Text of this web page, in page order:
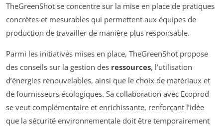
TheGreenShot se concentre sur la mise en place de pratiques
concrètes et mesurables qui permettent aux équipes de
production de travailler de manière plus responsable.
Parmi les initiatives mises en place, TheGreenShot propose
des conseils sur la gestion des ressources, l’utilisation
d’énergies renouvelables, ainsi que le choix de matériaux et
de fournisseurs écologiques. Sa collaboration avec Ecoprod
se veut complémentaire et enrichissante, renforçant l’idée
que la sécurité environnementale doit être temporairement